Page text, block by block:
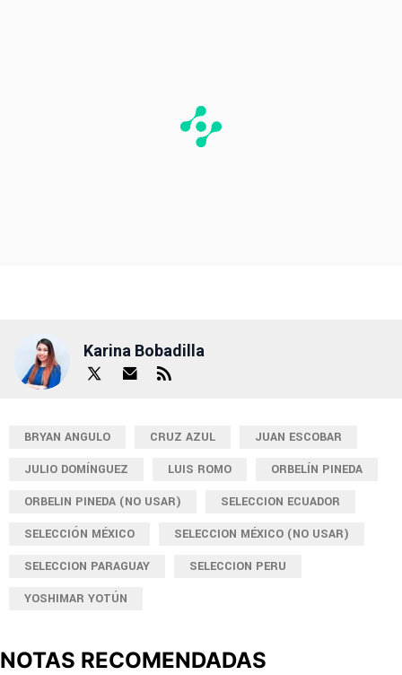
Karina Bobadilla
BRYAN ANGULO CRUZ AZUL
JUAN ESCOBAR
JULIO DOMÍNGUEZ
LUIS ROMO
ORBELÍN PINEDA
ORBELIN PINEDA (NO USAR)
SELECCION ECUADOR
SELECCIÓN MÉXICO
SELECCION MÉXICO (NO USAR)
SELECCION PARAGUAY
SELECCION PERU
YOSHIMAR YOTÚN
NOTAS RECOMENDADAS